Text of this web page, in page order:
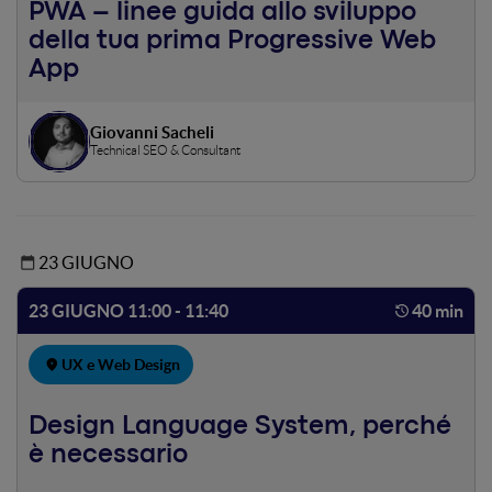
23 GIUGNO
online efficaci con l’obiettivo di fare lead e conversioni e di
test di usabilità e di neuro-marketing per comprenderne
potenzialità e risultati applicativi.
PWA – linee guida allo sviluppo
della tua prima Progressive Web
App
Giovanni Sacheli
Technical SEO & Consultant
23 GIUGNO 11:00 - 11:40 40 min
UX e Web Design
Design Language System, perché
è necessario